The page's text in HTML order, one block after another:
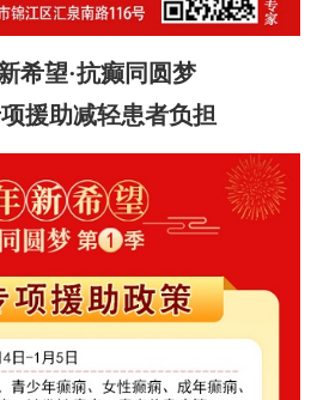
希望·抗癫同圆梦
援助减轻患者负担